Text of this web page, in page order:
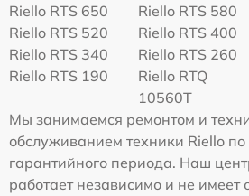
Riello RTS 650
Riello RTS 580
Riello RTS 520
Riello RTS 400
Riello RTS 340
Riello RTS 260
Riello RTS 190
Riello RTQ
10560T
Мы занимаемся ремонтом и
обслуживанием техники Riello по
гарантийного периода. Наш
работает независимо и не